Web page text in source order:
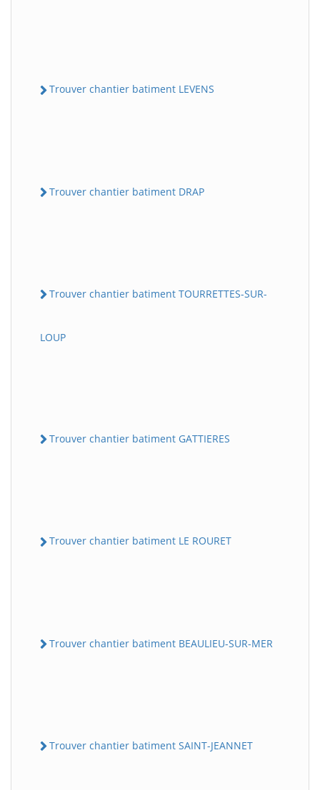
Trouver chantier batiment LEVENS
Trouver chantier batiment DRAP
Trouver chantier batiment TOURRETTES-SUR-
LOUP
Trouver chantier batiment GATTIERES
Trouver chantier batiment LE ROURET
Trouver chantier batiment BEAULIEU-SUR-MER
Trouver chantier batiment SAINT-JEANNET